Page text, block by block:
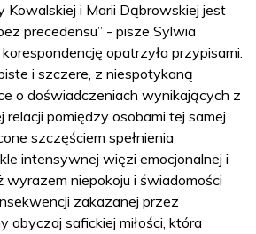
Kowalskiej i Marii Dąbrowskiej jest
precedensu” - pisze Sylwia
opatrzyła przypisami.
i szczere, z niespotykaną
o doświadczeniach wynikających z
pomiędzy osobami tej samej
szczęściem spełnienia
intensywnej więzi emocjonalnej i
wyrazem niepokoju i świadomości
zakazanej przez
obyczaj safickiej miłości, która